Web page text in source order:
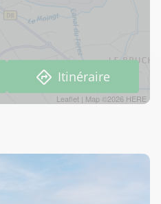
Leaflet | Map ©2026 HERE
Itinéraire